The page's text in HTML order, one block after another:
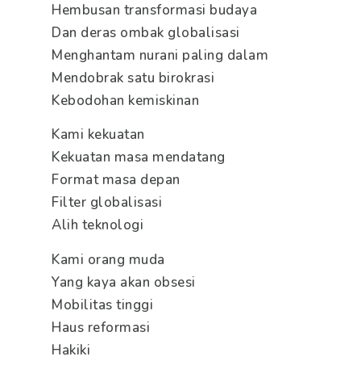
Hembusan transformasi budaya
Dan deras ombak globalisasi
Menghantam nurani paling dalam
Mendobrak satu birokrasi
Kebodohan kemiskinan
Kami kekuatan
Kekuatan masa mendatang
Format masa depan
Filter globalisasi
Alih teknologi
Kami orang muda
Yang kaya akan obsesi
Mobilitas tinggi
Haus reformasi
Hakiki